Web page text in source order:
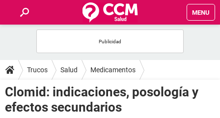
MENU
FOROS
SALUD
FAMILIA
Trucos Salud Medicamentos
Clomid: indicaciones, posología y
efectos secundarios